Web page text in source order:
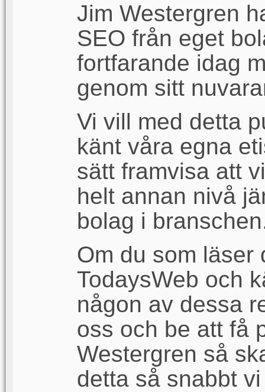
Jim Westergren
SEO från eget
fortfarande idag
genom sitt
Vi vill med detta
känt våra egna
sätt framvisa att
helt annan nivå
bolag i
Om du som läser
TodaysWeb och
någon av dessa
oss och be att få
Westergren så
detta så snabbt